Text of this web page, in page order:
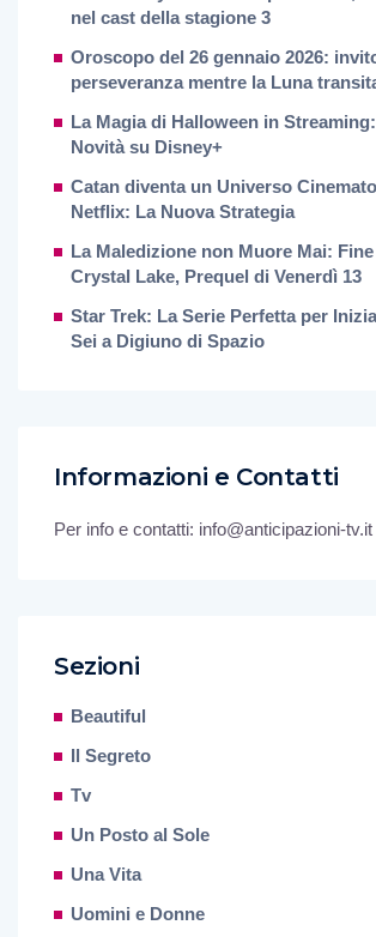
nel cast della stagione 3
Oroscopo del 26 gennaio 2026:
perseveranza mentre la Luna
La Magia di Halloween in
Novità su Disney+
Catan diventa un Universo
Netflix: La Nuova Strategia
La Maledizione non Muore Mai:
Crystal Lake, Prequel di Venerdì 13
Star Trek: La Serie Perfetta per
Sei a Digiuno di Spazio
Informazioni e Contatti
Per info e contatti: info@anticipazioni-tv.it
Sezioni
Beautiful
Il Segreto
Tv
Un Posto al Sole
Una Vita
Uomini e Donne